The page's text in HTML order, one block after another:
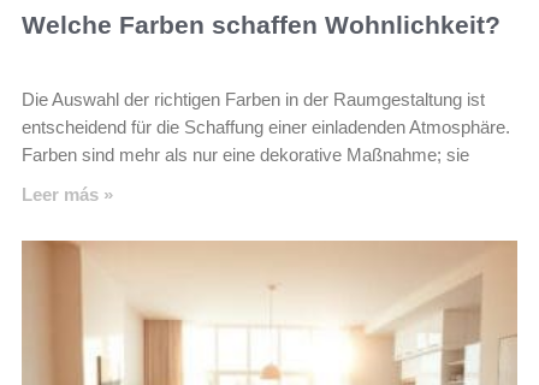
Welche Farben schaffen Wohnlichkeit?
Die Auswahl der richtigen Farben in der Raumgestaltung ist
entscheidend für die Schaffung einer einladenden Atmosphäre.
Farben sind mehr als nur eine dekorative Maßnahme; sie
Leer más »